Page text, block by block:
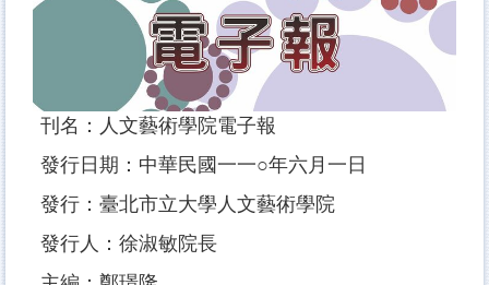
刊名：人文藝術學院電子報
發行日期：中華民國一一○年六月一日
發行：臺北市立大學人文藝術學院
發行人：徐淑敏院長